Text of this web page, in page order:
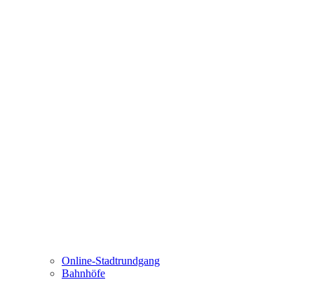
Online-Stadtrundgang
Bahnhöfe